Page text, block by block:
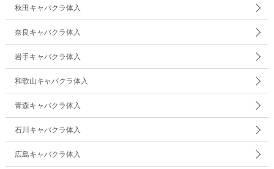
秋田キャバクラ体入
奈良キャバクラ体入
岩手キャバクラ体入
和歌山キャバクラ体入
青森キャバクラ体入
石川キャバクラ体入
広島キャバクラ体入